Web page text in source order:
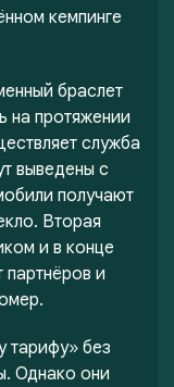
кемпинге
браслет
на протяжении
служба
выведены с
получают
Вторая
и в конце
партнёров и
тарифу» без
Однако они